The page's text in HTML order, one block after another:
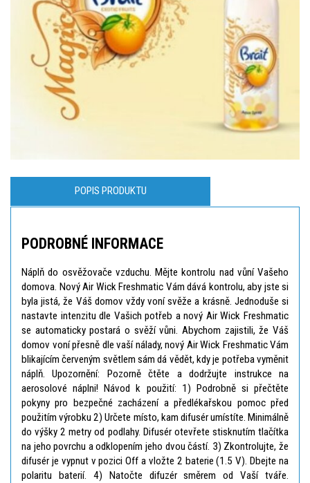
POPIS PRODUKTU
PODROBNÉ INFORMACE
Náplň do osvěžovače vzduchu. Mějte kontrolu nad vůní Vašeho
domova. Nový Air Wick Freshmatic Vám dává kontrolu, aby jste si
byla jistá, že Váš domov vždy voní svěže a krásně. Jednoduše si
nastavte intenzitu dle Vašich potřeb a nový Air Wick Freshmatic
se automaticky postará o svěží vůni. Abychom zajistili, že Váš
domov voní přesně dle vaší nálady, nový Air Wick Freshmatic Vám
blikajícím červeným světlem sám dá vědět, kdy je potřeba vyměnit
náplň. Upozornění: Pozorně čtěte a dodržujte instrukce na
aerosolové náplni! Návod k použití: 1) Podrobně si přečtěte
pokyny pro bezpečné zacházení a předlékařskou pomoc před
použitím výrobku 2) Určete místo, kam difusér umístíte. Minimálně
do výšky 2 metry od podlahy. Difusér otevřete stisknutím tlačítka
na jeho povrchu a odklopením jeho dvou částí. 3) Zkontrolujte, že
difusér je vypnut v pozici Off a vložte 2 baterie (1.5 V). Dbejte na
polaritu baterií. 4) Natočte difuzér směrem od Vaší tváře.